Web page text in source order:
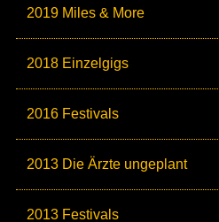
2019 Miles & More
2018 Einzelgigs
2016 Festivals
2013 Die Ärzte ungeplant
2013 Festivals